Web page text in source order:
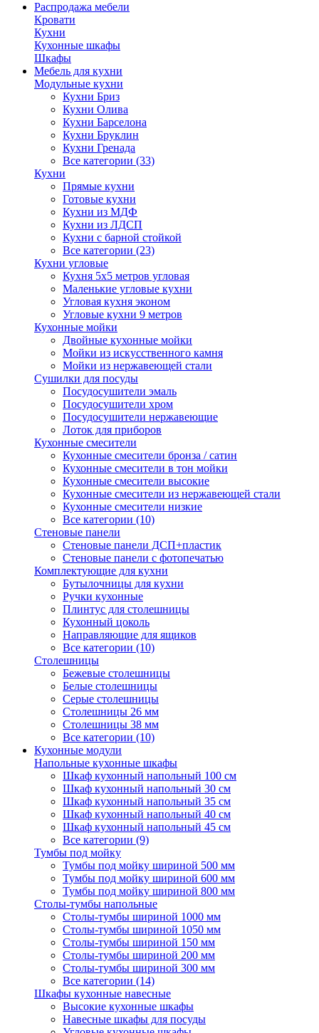
Распродажа мебели
Кровати
Кухни
Кухонные шкафы
Шкафы
Мебель для кухни
Модульные кухни
Кухни Бриз
Кухни Олива
Кухни Барселона
Кухни Бруклин
Кухни Гренада
Все категории (33)
Кухни
Прямые кухни
Готовые кухни
Кухни из МДФ
Кухни из ЛДСП
Кухни с барной стойкой
Все категории (23)
Кухни угловые
Кухня 5х5 метров угловая
Маленькие угловые кухни
Угловая кухня эконом
Угловые кухни 9 метров
Кухонные мойки
Двойные кухонные мойки
Мойки из искусственного камня
Мойки из нержавеющей стали
Сушилки для посуды
Посудосушители эмаль
Посудосушители хром
Посудосушители нержавеющие
Лоток для приборов
Кухонные смесители
Кухонные смесители бронза / сатин
Кухонные смесители в тон мойки
Кухонные смесители высокие
Кухонные смесители из нержавеющей стали
Кухонные смесители низкие
Все категории (10)
Стеновые панели
Стеновые панели ДСП+пластик
Стеновые панели с фотопечатью
Комплектующие для кухни
Бутылочницы для кухни
Ручки кухонные
Плинтус для столешницы
Кухонный цоколь
Направляющие для ящиков
Все категории (10)
Столешницы
Бежевые столешницы
Белые столешницы
Серые столешницы
Столешницы 26 мм
Столешницы 38 мм
Все категории (10)
Кухонные модули
Напольные кухонные шкафы
Шкаф кухонный напольный 100 см
Шкаф кухонный напольный 30 см
Шкаф кухонный напольный 35 см
Шкаф кухонный напольный 40 см
Шкаф кухонный напольный 45 см
Все категории (9)
Тумбы под мойку
Тумбы под мойку шириной 500 мм
Тумбы под мойку шириной 600 мм
Тумбы под мойку шириной 800 мм
Столы-тумбы напольные
Столы-тумбы шириной 1000 мм
Столы-тумбы шириной 1050 мм
Столы-тумбы шириной 150 мм
Столы-тумбы шириной 200 мм
Столы-тумбы шириной 300 мм
Все категории (14)
Шкафы кухонные навесные
Высокие кухонные шкафы
Навесные шкафы для посуды